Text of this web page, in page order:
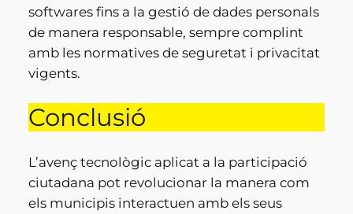
softwares fins a la gestió de dades personals
de manera responsable, sempre complint
amb les normatives de seguretat i privacitat
vigents.
Conclusió
L’avenç tecnològic aplicat a la participació
ciutadana pot revolucionar la manera com
els municipis interactuen amb els seus